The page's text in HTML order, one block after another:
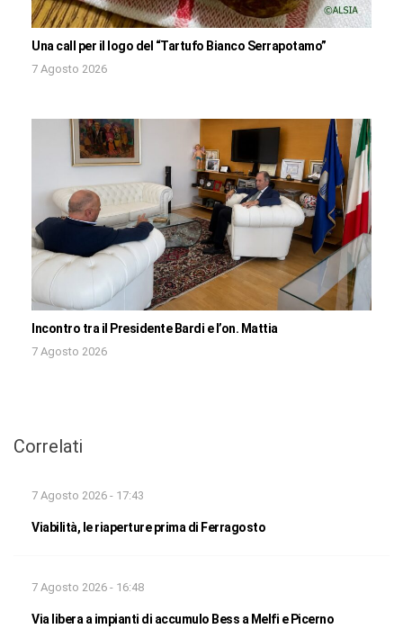
Una call per il logo del “Tartufo Bianco Serrapotamo”
7 Agosto 2026
Incontro tra il Presidente Bardi e l’on. Mattia
7 Agosto 2026
Correlati
7 Agosto 2026 - 17:43
Viabilità, le riaperture prima di Ferragosto
7 Agosto 2026 - 16:48
Via libera a impianti di accumulo Bess a Melfi e Picerno